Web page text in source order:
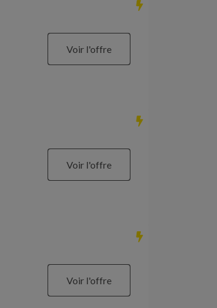
Voir l'offre
Voir l'offre
Voir l'offre